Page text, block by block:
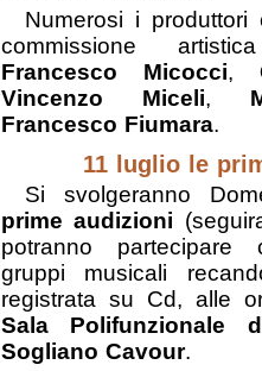
Numerosi i
commissione
Francesco Micocci,
Vincenzo Miceli,
Francesco Fiumara.
11 luglio le
Si svolgeranno
prime audizioni
potranno partecipare
gruppi musicali
registrata su Cd, alle
Sala Polifunzionale
Sogliano Cavour.